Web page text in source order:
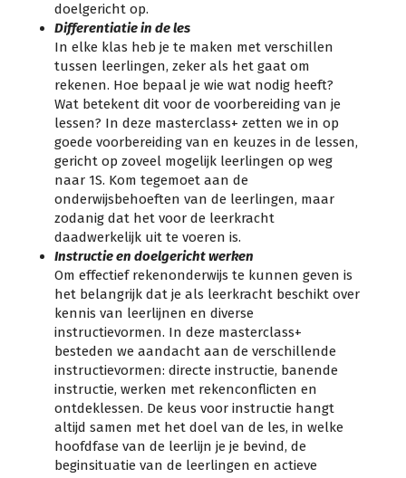
doelgericht op.
Differentiatie in de les
In elke klas heb je te maken met verschillen
tussen leerlingen, zeker als het gaat om
rekenen. Hoe bepaal je wie wat nodig heeft?
Wat betekent dit voor de voorbereiding van je
lessen? In deze masterclass+ zetten we in op
goede voorbereiding van en keuzes in de lessen,
gericht op zoveel mogelijk leerlingen op weg
naar 1S. Kom tegemoet aan de
onderwijsbehoeften van de leerlingen, maar
zodanig dat het voor de leerkracht
daadwerkelijk uit te voeren is.
Instructie en doelgericht werken
Om effectief rekenonderwijs te kunnen geven is
het belangrijk dat je als leerkracht beschikt over
kennis van leerlijnen en diverse
instructievormen. In deze masterclass+
besteden we aandacht aan de verschillende
instructievormen: directe instructie, banende
instructie, werken met rekenconflicten en
ontdeklessen. De keus voor instructie hangt
altijd samen met het doel van de les, in welke
hoofdfase van de leerlijn je je bevind, de
beginsituatie van de leerlingen en actieve